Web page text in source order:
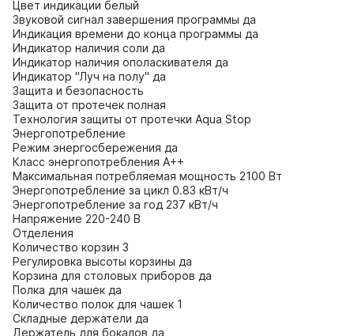
Цвет индикации белый
Звуковой сигнал завершения программы да
Индикация времени до конца программы да
Индикатор наличия соли да
Индикатор наличия ополаскивателя да
Индикатор "Луч на полу" да
Защита и безопасность
Защита от протечек полная
Технология защиты от протечки Aqua Stop
Энергопотребление
Режим энергосбережения да
Класс энергопотребления A++
Максимальная потребляемая мощность 2100 Вт
Энергопотребление за цикл 0.83 кВт/ч
Энергопотребление за год 237 кВт/ч
Напряжение 220-240 В
Отделения
Количество корзин 3
Регулировка высоты корзины да
Корзина для столовых приборов да
Полка для чашек да
Количество полок для чашек 1
Складные держатели да
Держатель для бокалов да